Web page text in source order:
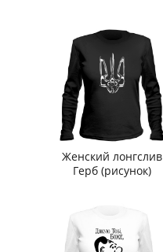
Женский лонгслив
Герб (рисунок)